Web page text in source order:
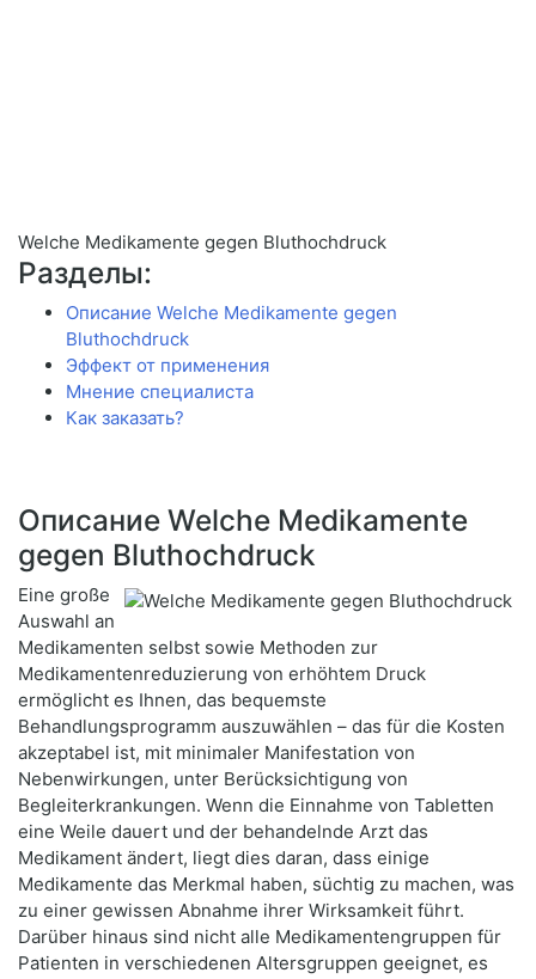
Welche Medikamente gegen Bluthochdruck
Разделы:
Описание Welche Medikamente gegen
Bluthochdruck
Эффект от применения
Мнение специалиста
Как заказать?
Описание Welche Medikamente
gegen Bluthochdruck
Eine große
Auswahl an
Medikamenten selbst sowie Methoden zur
Medikamentenreduzierung von erhöhtem Druck
ermöglicht es Ihnen, das bequemste
Behandlungsprogramm auszuwählen – das für die Kosten
akzeptabel ist, mit minimaler Manifestation von
Nebenwirkungen, unter Berücksichtigung von
Begleiterkrankungen. Wenn die Einnahme von Tabletten
eine Weile dauert und der behandelnde Arzt das
Medikament ändert, liegt dies daran, dass einige
Medikamente das Merkmal haben, süchtig zu machen, was
zu einer gewissen Abnahme ihrer Wirksamkeit führt.
Darüber hinaus sind nicht alle Medikamentengruppen für
Patienten in verschiedenen Altersgruppen geeignet, es